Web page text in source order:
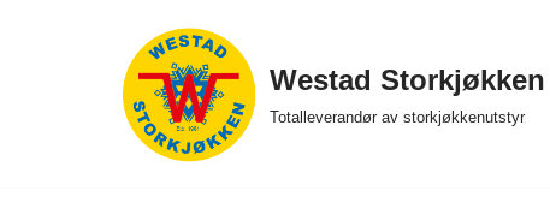
Westad Storkjøkken
Totalleverandør av storkjøkkenutstyr